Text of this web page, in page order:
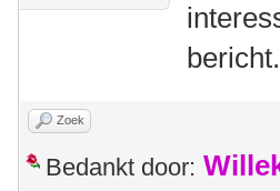
bericht.
Zoek
Bedankt door: